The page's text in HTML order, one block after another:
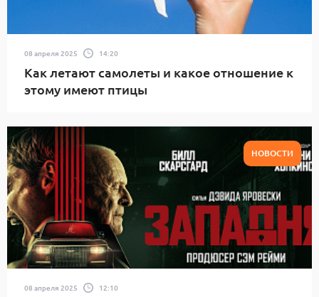
08 апреля 2025 14:20
Как летают самолеты и какое отношение к
этому имеют птицы
НОВОСТИ
08 апреля 2025 12:10